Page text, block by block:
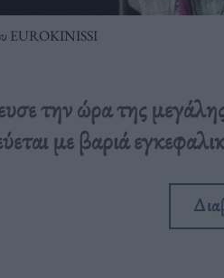
EUROKINISSI
την ώρα της
με βαριά